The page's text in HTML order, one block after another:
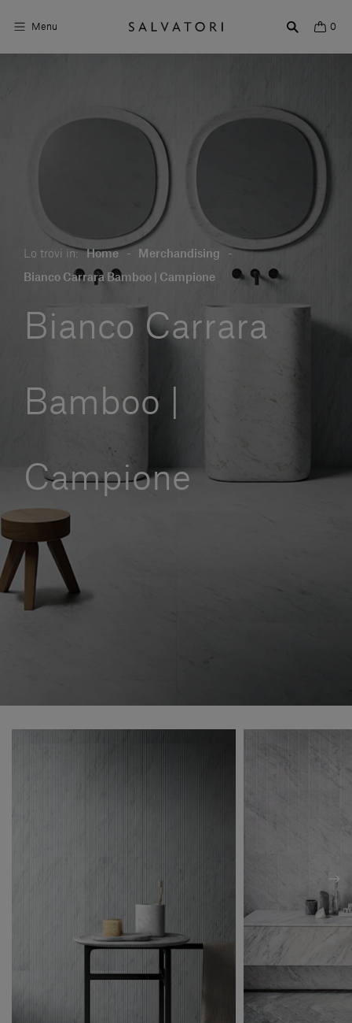
Menu 0
Arredo bagno
Shop the Look
Vieni a trovarci
Italiano
Contattaci
Lo trovi in: Home - Merchandising -
Bianco Carrara Bamboo | Campione
Bianco Carrara
Bamboo |
Campione